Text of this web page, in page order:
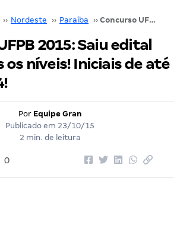
›› Nordeste ›› Paraíba ›› Concurso UFPB 2015: Saiu edital para todos os níveis! Iniciais de até R$ 3.666,54!
2015: Saiu edital
os níveis! Iniciais de até
Por Equipe Gran
Publicado em 23/10/15
2 min. de leitura
0